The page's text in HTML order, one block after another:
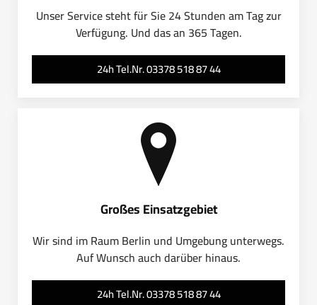
Unser Service steht für Sie 24 Stunden am Tag zur
Verfügung. Und das an 365 Tagen.
24h Tel.Nr. 03378 518 87 44
Großes Einsatzgebiet
Wir sind im Raum Berlin und Umgebung unterwegs.
Auf Wunsch auch darüber hinaus.
24h Tel.Nr. 03378 518 87 44